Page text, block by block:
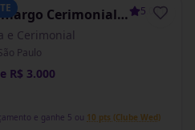
Cerimonial
5.0(1)
e Cerimonial
Paulo
R$ 3.000
e ganhe 5 ou 10 pts (Clube Wed)